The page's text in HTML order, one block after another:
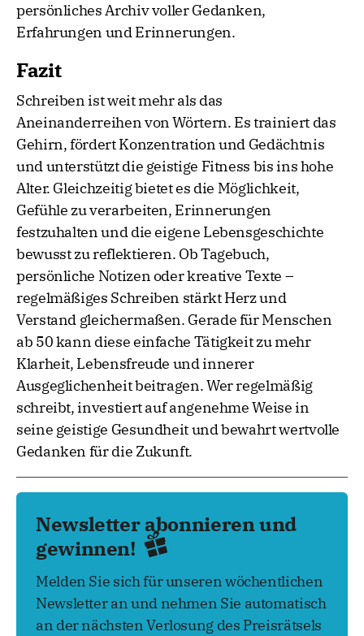
persönliches Archiv voller Gedanken,
Erfahrungen und Erinnerungen.
Fazit
Schreiben ist weit mehr als das
Aneinanderreihen von Wörtern. Es trainiert das
Gehirn, fördert Konzentration und Gedächtnis
und unterstützt die geistige Fitness bis ins hohe
Alter. Gleichzeitig bietet es die Möglichkeit,
Gefühle zu verarbeiten, Erinnerungen
festzuhalten und die eigene Lebensgeschichte
bewusst zu reflektieren. Ob Tagebuch,
persönliche Notizen oder kreative Texte –
regelmäßiges Schreiben stärkt Herz und
Verstand gleichermaßen. Gerade für Menschen
ab 50 kann diese einfache Tätigkeit zu mehr
Klarheit, Lebensfreude und innerer
Ausgeglichenheit beitragen. Wer regelmäßig
schreibt, investiert auf angenehme Weise in
seine geistige Gesundheit und bewahrt wertvolle
Gedanken für die Zukunft.
Newsletter abonnieren und
gewinnen!
Melden Sie sich für unseren wöchentlichen
Newsletter an und nehmen Sie automatisch
an der nächsten Verlosung des Preisrätsels